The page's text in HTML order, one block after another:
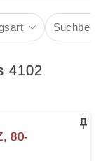
4102
80-